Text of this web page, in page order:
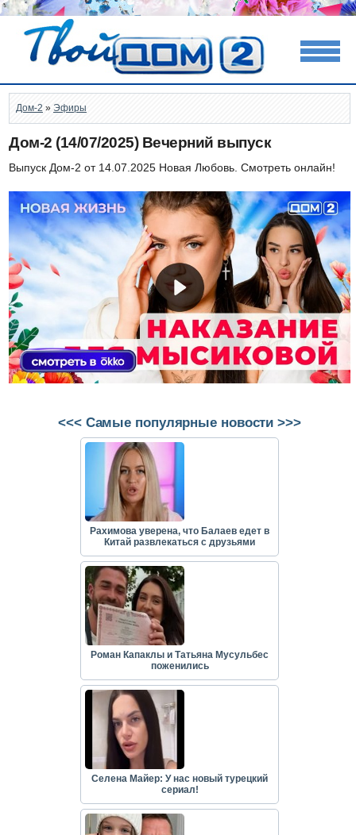
Дом-2 » Эфиры
Дом-2 (14/07/2025) Вечерний выпуск
Выпуск Дом-2 от 14.07.2025 Новая Любовь. Смотреть онлайн!
<<< Самые популярные новости >>>
Рахимова уверена, что Балаев едет в
Китай развлекаться с друзьями
Роман Капаклы и Татьяна Мусульбес
поженились
Селена Майер: У нас новый турецкий
сериал!